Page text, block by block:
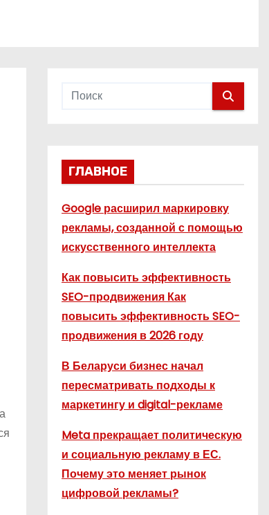
ГЛАВНОЕ
Google расширил маркировку
рекламы, созданной с помощью
искусственного интеллекта
Как повысить эффективность
SEO-продвижения Как
повысить эффективность SEO-
продвижения в 2026 году
В Беларуси бизнес начал
пересматривать подходы к
маркетингу и digital-рекламе
Meta прекращает политическую
и социальную рекламу в ЕС.
Почему это меняет рынок
цифровой рекламы?